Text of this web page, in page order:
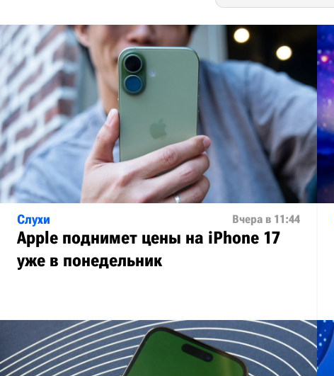
Слухи Вчера в 11:44
Apple поднимет цены на iPhone 17
уже в понедельник